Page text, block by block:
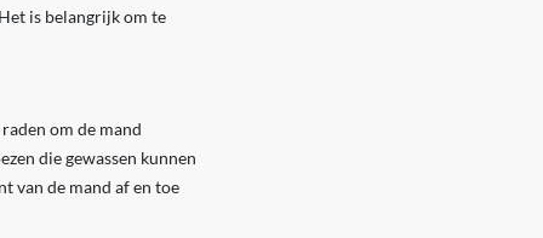
is belangrijk om te
om de mand
die gewassen kunnen
van de mand af en toe